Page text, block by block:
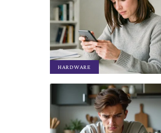
HARDWARE